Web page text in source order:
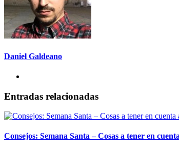
Daniel Galdeano
Entradas relacionadas
Consejos: Semana Santa – Cosas a tener en